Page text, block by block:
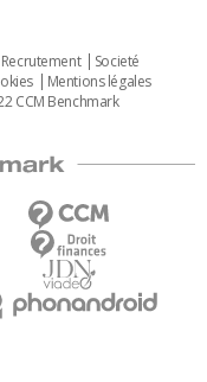
Recrutement
Societé
Mentions légales
CCM Benchmark